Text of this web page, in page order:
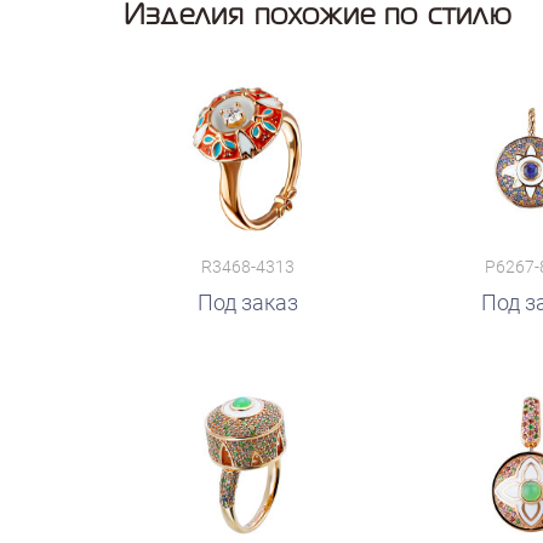
Изделия похожие по стилю
R3468-4313
Под заказ Под
руб.